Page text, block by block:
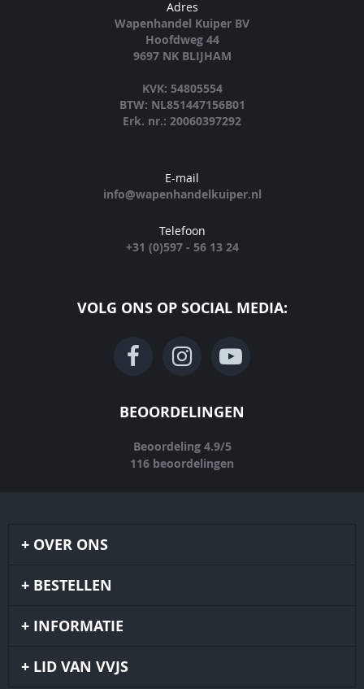
Adres
Wapenhandel Kuiper BV
Hoofdweg 44
9697 NK BLIJHAM
KVK: 54805554
BTW: NL851447156B01
Erk. nr.: 20060397292
E-mail
info@wapenhandelkuiper.nl
Telefoon
+31 (0)597 - 56 13 24
VOLG ONS OP SOCIAL MEDIA:
BEOORDELINGEN
Beoordeling 4.9/5
116 beoordelingen
OVER ONS
BESTELLEN
INFORMATIE
LID VAN VVJS